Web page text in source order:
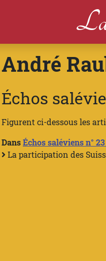
La
André
Échos
Figurent ci-dessous les
DansÉchos saléviens n° 23
La participation des